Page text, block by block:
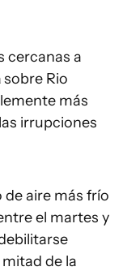
cercanas a
sobre Rio
más
irrupciones
aire más frío
el martes y
de la